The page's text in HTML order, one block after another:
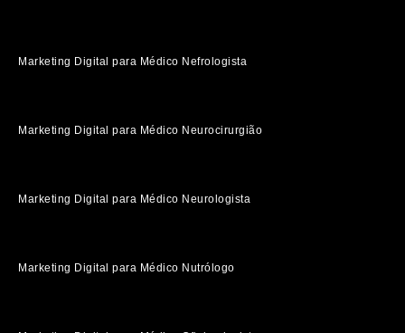
Marketing Digital para Médico Nefrologista
Marketing Digital para Médico Neurocirurgião
Marketing Digital para Médico Neurologista
Marketing Digital para Médico Nutrólogo